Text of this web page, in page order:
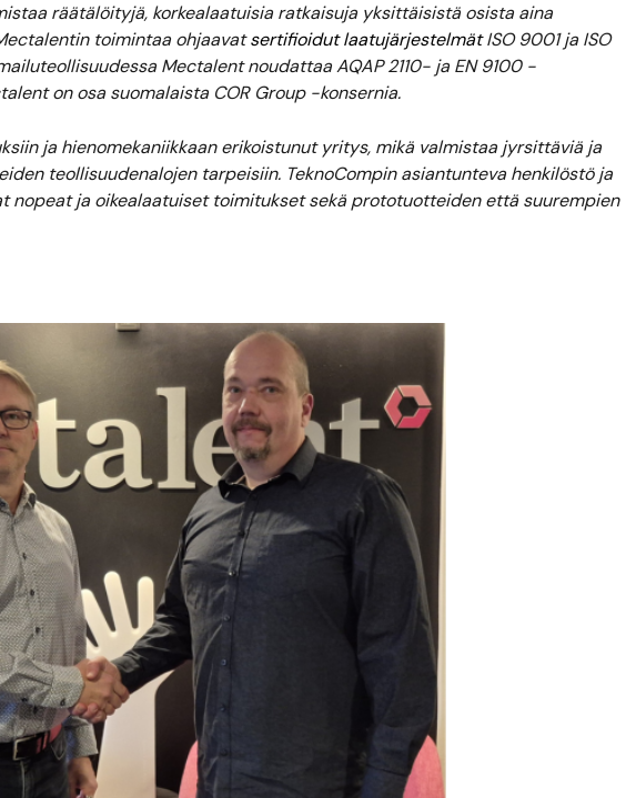
räätälöityjä, korkealaatuisia ratkaisuja yksittäisistä osista aina
toimintaa ohjaavatsertifioidut laatujärjestelmätISO 9001 ja ISO
Mectalent noudattaa AQAP 2110- ja EN 9100 -
on osa suomalaista COR Group -konsernia.
ja hienomekaniikkaan erikoistunut yritys, mikä valmistaa jyrsittäviä ja
teollisuudenalojen tarpeisiin. TeknoCompin asiantunteva henkilöstö ja
nopeat ja oikealaatuiset toimitukset sekä prototuotteiden että suurempien